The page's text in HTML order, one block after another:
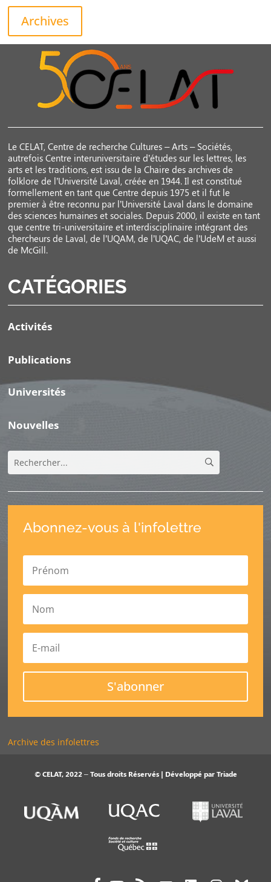
Archives
Le CELAT, Centre de recherche Cultures – Arts – Sociétés,
autrefois Centre interuniversitaire d’études sur les lettres, les
arts et les traditions, est issu de la Chaire des archives de
folklore de l’Université Laval, créée en 1944. Il est constitué
formellement en tant que Centre depuis 1975 et il fut le
premier à être reconnu par l’Université Laval dans le domaine
des sciences humaines et sociales. Depuis 2000, il existe en tant
que centre tri-universitaire et interdisciplinaire intégrant des
chercheurs de Laval, de l’UQAM, de l’UQAC, de l’UdeM et aussi
de McGill.
CATÉGORIES
Activités
Publications
Universités
Nouvelles
Abonnez-vous à l'infolettre
S'abonner
Archive des infolettres
© CELAT, 2022 – Tous droits Réservés | Développé parTriade